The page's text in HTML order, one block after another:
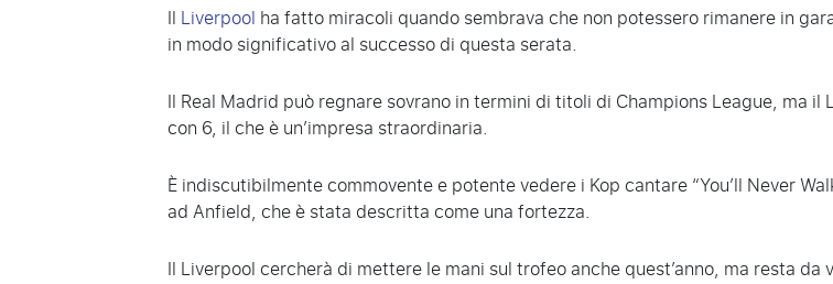
Il Liverpool ha fatto miracoli quando sembrava che non potessero rimanere in
in modo significativo al successo di questa serata.
Il Real Madrid può regnare sovrano in termini di titoli di Champions League, ma
con 6, il che è un’impresa straordinaria.
È indiscutibilmente commovente e potente vedere i Kop cantare “You’ll Never
ad Anfield, che è stata descritta come una fortezza.
Il Liverpool cercherà di mettere le mani sul trofeo anche quest’anno, ma resta